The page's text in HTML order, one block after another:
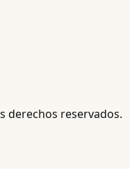
derechos reservados.